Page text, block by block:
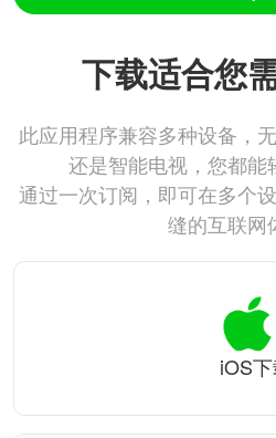
下载适合您
此应用程序兼容多种设备，
还是智能电视，您都能
通过一次订阅，即可在多个
缝的互联网
iOS